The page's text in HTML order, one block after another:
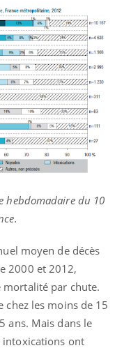
hebdomadaire du 10
moyen de décès
2000 et 2012,
mortalité par chute.
chez les moins de 15
ans. Mais dans le
intoxications ont